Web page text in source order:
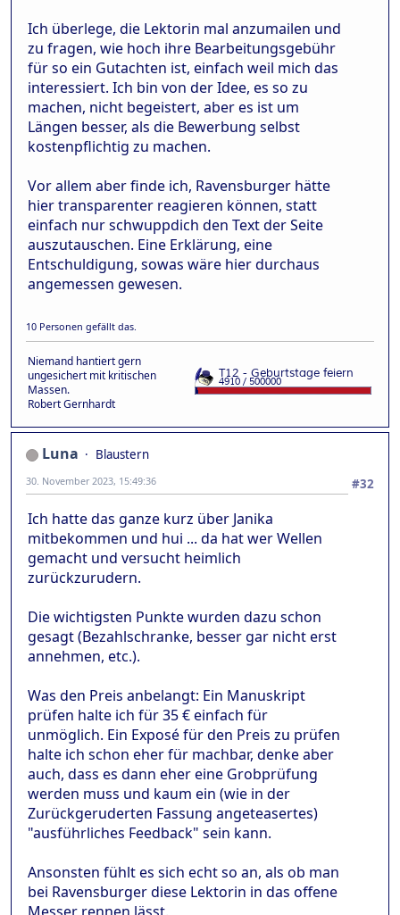
Ich überlege, die Lektorin mal anzumailen und
zu fragen, wie hoch ihre Bearbeitungsgebühr
für so ein Gutachten ist, einfach weil mich das
interessiert. Ich bin von der Idee, es so zu
machen, nicht begeistert, aber es ist um
Längen besser, als die Bewerbung selbst
kostenpflichtig zu machen.
Vor allem aber finde ich, Ravensburger hätte
hier transparenter reagieren können, statt
einfach nur schwuppdich den Text der Seite
auszutauschen. Eine Erklärung, eine
Entschuldigung, sowas wäre hier durchaus
angemessen gewesen.
10 Personen gefällt das.
Niemand hantiert gern
ungesichert mit kritischen
Massen.
Robert Gernhardt
Luna
Blaustern
#32
30. November 2023, 15:49:36
Ich hatte das ganze kurz über Janika
mitbekommen und hui ... da hat wer Wellen
gemacht und versucht heimlich
zurückzurudern.
Die wichtigsten Punkte wurden dazu schon
gesagt (Bezahlschranke, besser gar nicht erst
annehmen, etc.).
Was den Preis anbelangt: Ein Manuskript
prüfen halte ich für 35 € einfach für
unmöglich. Ein Exposé für den Preis zu prüfen
halte ich schon eher für machbar, denke aber
auch, dass es dann eher eine Grobprüfung
werden muss und kaum ein (wie in der
Zurückgeruderten Fassung angeteasertes)
"ausführliches Feedback" sein kann.
Ansonsten fühlt es sich echt so an, als ob man
bei Ravensburger diese Lektorin in das offene